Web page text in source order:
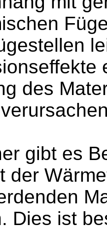
des
gibt es
der
Dies ist